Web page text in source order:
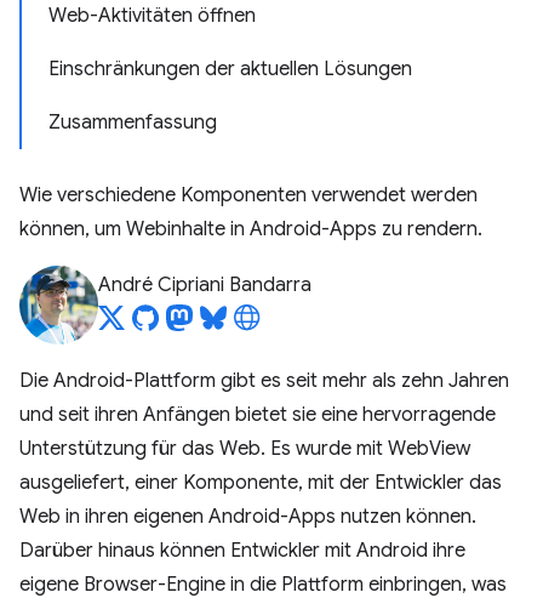
Web-Aktivitäten öffnen
Einschränkungen der aktuellen Lösungen
Zusammenfassung
Wie verschiedene Komponenten verwendet werden
können, um Webinhalte in Android-Apps zu rendern.
André Cipriani Bandarra
Die Android-Plattform gibt es seit mehr als zehn Jahren
und seit ihren Anfängen bietet sie eine hervorragende
Unterstützung für das Web. Es wurde mit WebView
ausgeliefert, einer Komponente, mit der Entwickler das
Web in ihren eigenen Android-Apps nutzen können.
Darüber hinaus können Entwickler mit Android ihre
eigene Browser-Engine in die Plattform einbringen, was